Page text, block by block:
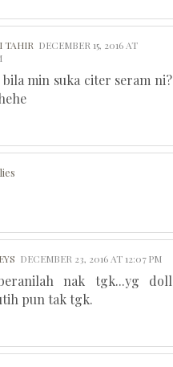
TAHIR DECEMBER 15, 2016 AT
bila min suka citer seram ni?
DECEMBER 23, 2016 AT 12:07 PM
nak tgk...yg doll
pun tak tgk.